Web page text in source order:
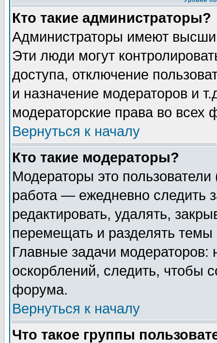
Кто такие администраторы?
Администраторы имеют
Эти люди могут
доступа, отключение
и назначение модераторов и
модераторские права во всех
Вернуться к началу
Кто такие модераторы?
Модераторы это
работа — ежедневно следить
редактировать, удалять,
перемещать и разделять
Главные задачи
оскорблений, следить, чтобы
форума.
Вернуться к началу
Что такое группы